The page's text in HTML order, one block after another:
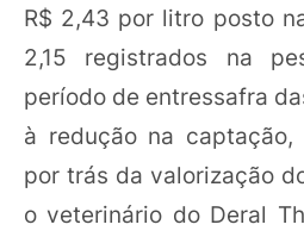
R$ 2,43 por litro posto
2,15 registrados na
período de entressafra
à redução na
por trás da valorização
o veterinário do Deral